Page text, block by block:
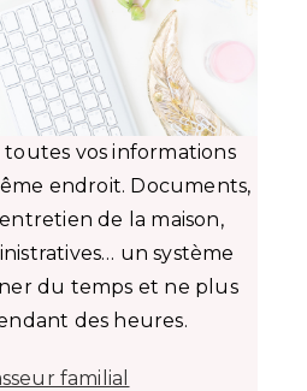
vos informations
endroit. Documents,
de la maison,
un système
du temps et ne plus
des heures.
familial